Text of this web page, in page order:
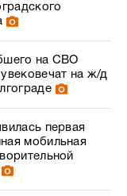
на СВО
на ж/д
первая
мобильная